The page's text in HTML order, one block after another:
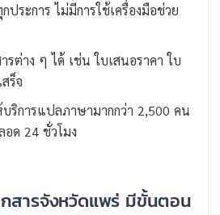
ระการ ไม่มีการใช้เครื่องมือช่วย
รต่าง ๆ ได้ เช่น ใบเสนอราคา ใบ
ร็จ
ริการแปลภาษามากกว่า 2,500 คน
ด 24 ชั่วโมง
สารจังหวัดแพร่ มีขั้นตอน